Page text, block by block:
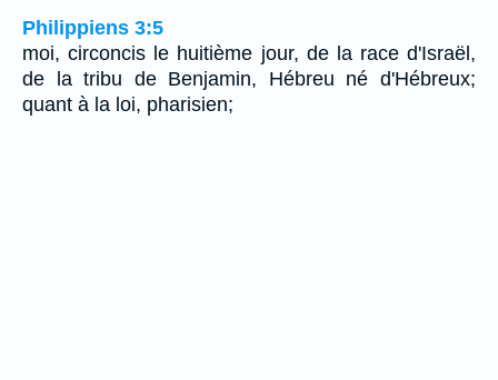
Philippiens 3:5
moi, circoncis le huitième jour, de la race d'Israël,
de la tribu de Benjamin, Hébreu né d'Hébreux;
quant à la loi, pharisien;